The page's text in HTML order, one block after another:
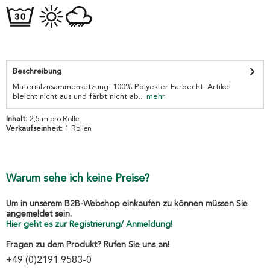
Beschreibung
Materialzusammensetzung: 100% Polyester Farbecht: Artikel
bleicht nicht aus und färbt nicht ab... mehr
Inhalt: 2,5 m pro Rolle
Verkaufseinheit: 1 Rollen
Warum sehe ich keine Preise?
Um in unserem B2B-Webshop einkaufen zu können müssen Sie
angemeldet sein.
Hier geht es zur Registrierung/ Anmeldung!
Fragen zu dem Produkt? Rufen Sie uns an!
+49 (0)2191 9583-0